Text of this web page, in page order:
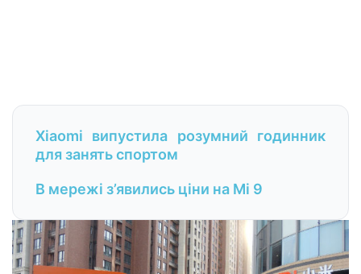
Xiaomi випустила розумний годинник
для занять спортом
В мережі з’явились ціни на Mi 9